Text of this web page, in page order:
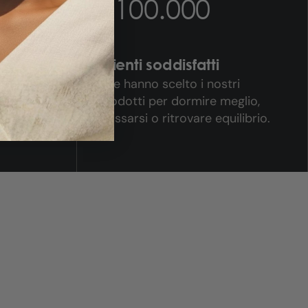
+100.000
Clienti soddisfatti
Che hanno scelto i nostri
prodotti per dormire meglio,
rilassarsi o ritrovare equilibrio.